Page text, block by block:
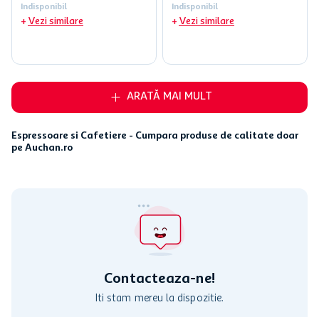
Indisponibil
Vezi similare
Indisponibil
Vezi similare
ARATĂ MAI MULT
Espressoare si Cafetiere - Cumpara produse de calitate doar
pe Auchan.ro
Contacteaza-ne!
Iti stam mereu la dispozitie.